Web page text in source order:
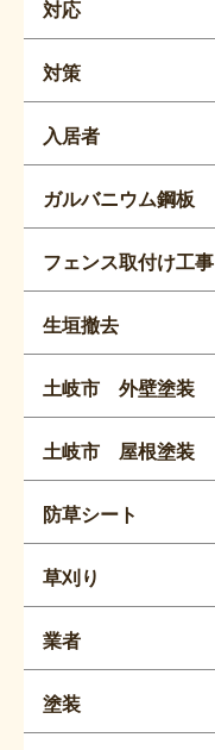
対応
対策
入居者
ガルバニウム鋼板
フェンス取付け工事
生垣撤去
土岐市 外壁塗装
土岐市 屋根塗装
防草シート
草刈り
業者
塗装